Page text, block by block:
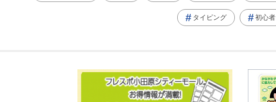
タイピング 初心者